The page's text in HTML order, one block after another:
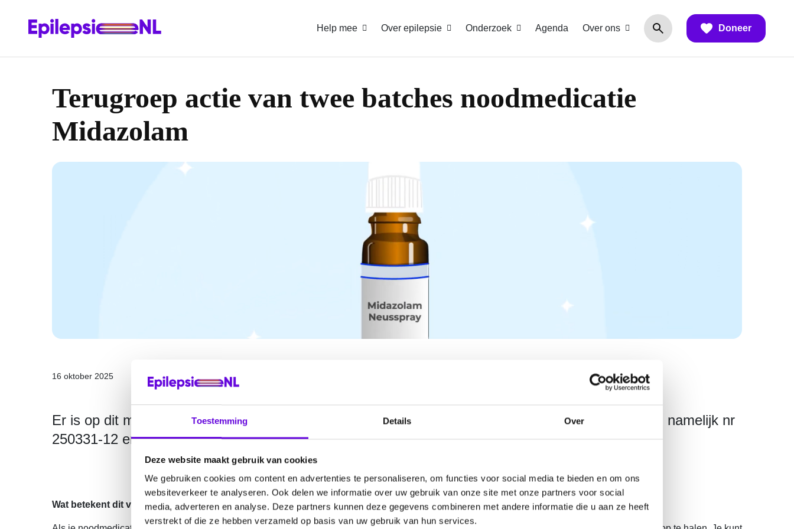
Toestemming Details Over
Deze website maakt gebruik van cookies
We gebruiken cookies om content en advertenties te personaliseren, om functies voor social media te bieden en om ons
websiteverkeer te analyseren. Ook delen we informatie over uw gebruik van onze site met onze partners voor social
media, adverteren en analyse. Deze partners kunnen deze gegevens combineren met andere informatie die u aan ze heeft
verstrekt of die ze hebben verzameld op basis van uw gebruik van hun services.
Help mee Over epilepsie Onderzoek Agenda Over ons Doneer
Terugroep actie van twee batches noodmedicatie
Midazolam
16 oktober 2025
Er is op dit moment een terugroepactie van twee batches Midozalam, 2,5 mg/do falcons 55 doses, namelijk nr
250331-12 en 250328-004 van Ceban Compouding.
Wat betekent dit voor jou?